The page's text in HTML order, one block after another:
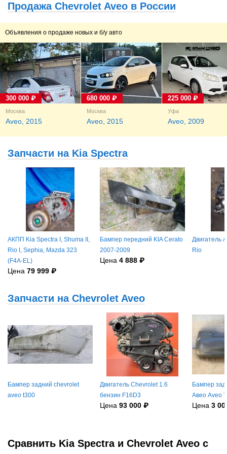
Продажа Chevrolet Aveo в России
Объявления о продаже новых и б/у авто
Москва
Aveo, 2015
300 000 ₽
Москва
Aveo, 2015
680 000 ₽
Уфа
Aveo, 2009
225 000 ₽
Запчасти на Kia Spectra
АКПП Kia Spectra I, Shuma II,
Rio I, Sephia, Mazda 323
(F4A-EL)
Цена 79 999 ₽
Бампер передний KIA Cerato
2007-2009
Цена 4 888 ₽
Двигатель
Rio
Запчасти на Chevrolet Aveo
Бампер задний chevrolet
aveo t300
Двигатель Chevrolet 1.6
бензин F16D3
Цена 93 000 ₽
Бампер
Авео Aveo
Цена 3
Сравнить Kia Spectra и Chevrolet Aveo с